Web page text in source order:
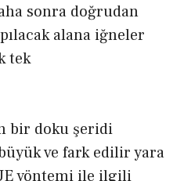
sonra doğrudan
alana iğneler
tek
bir doku şeridi
ve fark edilir yara
yöntemi ile ilgili